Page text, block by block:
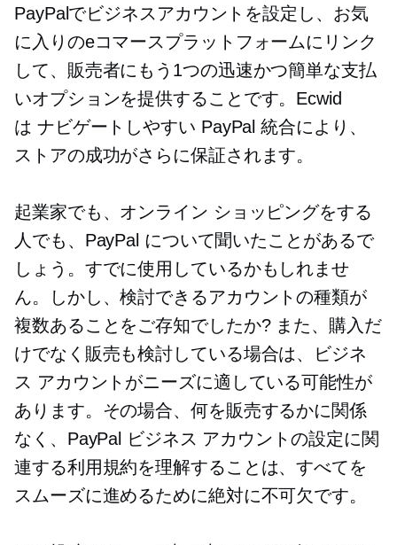
PayPalでビジネスアカウントを設定し、お気
に入りのeコマースプラットフォームにリンク
して、販売者にもう1つの迅速かつ簡単な支払
いオプションを提供することです。Ecwid
は ナビゲートしやすい PayPal 統合により、
ストアの成功がさらに保証されます。
起業家でも、オンライン ショッピングをする
人でも、PayPal について聞いたことがあるで
しょう。すでに使用しているかもしれませ
ん。しかし、検討できるアカウントの種類が
複数あることをご存知でしたか? また、購入だ
けでなく販売も検討している場合は、ビジネ
ス アカウントがニーズに適している可能性が
あります。その場合、何を販売するかに関係
なく、PayPal ビジネス アカウントの設定に関
連する利用規約を理解することは、すべてを
スムーズに進めるために絶対に不可欠です。